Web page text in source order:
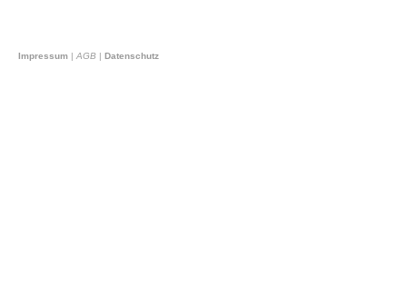
Impressum | AGB | Datenschutz